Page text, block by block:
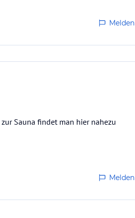
Melden
Sauna findet man hier nahezu
Melden